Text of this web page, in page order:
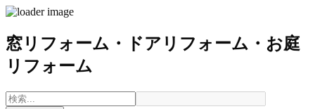
窓リフォーム・ドアリフォーム・お庭
リフォーム